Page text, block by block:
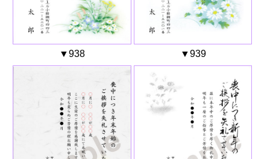
▼938 ▼939